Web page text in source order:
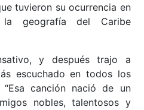
tuvieron su ocurrencia en
geografía del Caribe
y después trajo a
escuchado en todos los
“Esa canción nació de un
nobles, talentosos y